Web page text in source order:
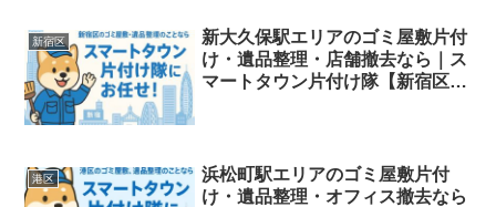
新宿区
新大久保駅エリアのゴミ屋敷片付
け・遺品整理・店舗撤去なら｜ス
マートタウン片付け隊【新宿区対
港区
浜松町駅エリアのゴミ屋敷片付
け・遺品整理・オフィス撤去なら